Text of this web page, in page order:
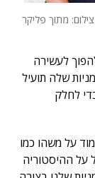
צילום: מתוך פליקר
לעשירה
שלה תועיל
לחלק
על משהו כמו
על ההיסטוריה